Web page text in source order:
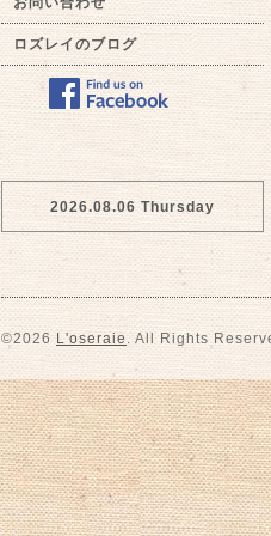
ロズレイのブログ
2026.08.06 Thursday
©2026 L'oseraie . All Rights